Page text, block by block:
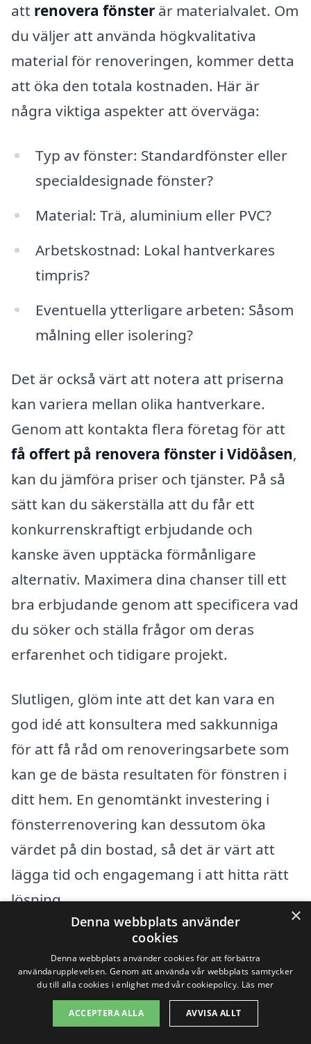
att renovera fönster är materialvalet. Om
du väljer att använda högkvalitativa
material för renoveringen, kommer detta
att öka den totala kostnaden. Här är
några viktiga aspekter att överväga:
Typ av fönster: Standardfönster eller
specialdesignade fönster?
Material: Trä, aluminium eller PVC?
Arbetskostnad: Lokal hantverkares
timpris?
Eventuella ytterligare arbeten: Såsom
målning eller isolering?
Det är också värt att notera att priserna
kan variera mellan olika hantverkare.
Genom att kontakta flera företag för att
få offert på renovera fönster i Vidöåsen,
kan du jämföra priser och tjänster. På så
sätt kan du säkerställa att du får ett
konkurrenskraftigt erbjudande och
kanske även upptäcka förmånligare
alternativ. Maximera dina chanser till ett
bra erbjudande genom att specificera vad
du söker och ställa frågor om deras
erfarenhet och tidigare projekt.
Slutligen, glöm inte att det kan vara en
god idé att konsultera med sakkunniga
för att få råd om renoveringsarbete som
kan ge de bästa resultaten för fönstren i
ditt hem. En genomtänkt investering i
fönsterrenovering kan dessutom öka
värdet på din bostad, så det är värt att
lägga tid och engagemang i att hitta rätt
lösning.
Få 3 erbjudanden, gratis och utan
förpliktelser
×
Denna webbplats använder
cookies
Denna webbplats använder cookies för att förbättra
användarupplevelsen. Genom att använda vår webbplats samtycker
du till alla cookies i enlighet med vår cookiepolicy. Läs mer
ACCEPTERA ALLA AVVISA ALLT